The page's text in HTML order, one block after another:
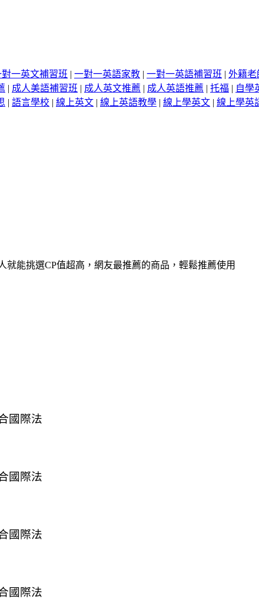
對一英文補習班 | 一對一英語家教 | 一對一英語補習班 | 外籍老
| 成人美語補習班 | 成人英文推薦 | 成人英語推薦 | 托福 | 自學
| 語言學校 | 線上英文 | 線上英語教學 | 線上學英文 | 線上學英
能挑選CP值超高，網友最推薦的商品，輕鬆推薦使用
國際法
國際法
國際法
國際法